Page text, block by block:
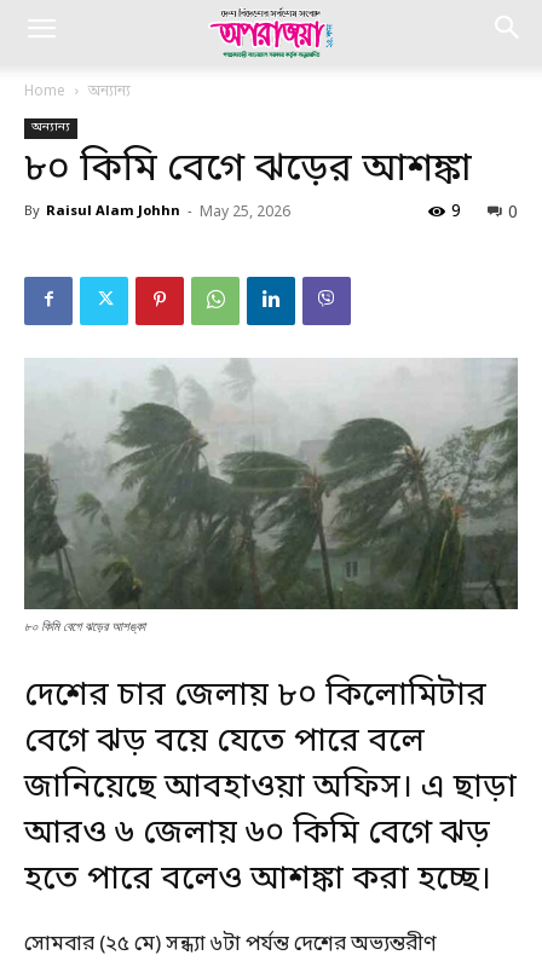
Home অন্যান্য
অন্যান্য
৮০ কিমি বেগে ঝড়ের আশঙ্কা
By Raisul Alam Johhn - May 25, 2026 0
9
৮০ কিমি বেগে ঝড়ের আশঙ্কা
দেশের চার জেলায় ৮০ কিলোমিটার
বেগে ঝড় বয়ে যেতে পারে বলে
জানিয়েছে আবহাওয়া অফিস। এ ছাড়া
আরও ৬ জেলায় ৬০ কিমি বেগে ঝড়
হতে পারে বলেও আশঙ্কা করা হচ্ছে।
সোমবার (২৫ মে) সন্ধ্যা ৬টা পর্যন্ত দেশের অভ্যন্তরীণ